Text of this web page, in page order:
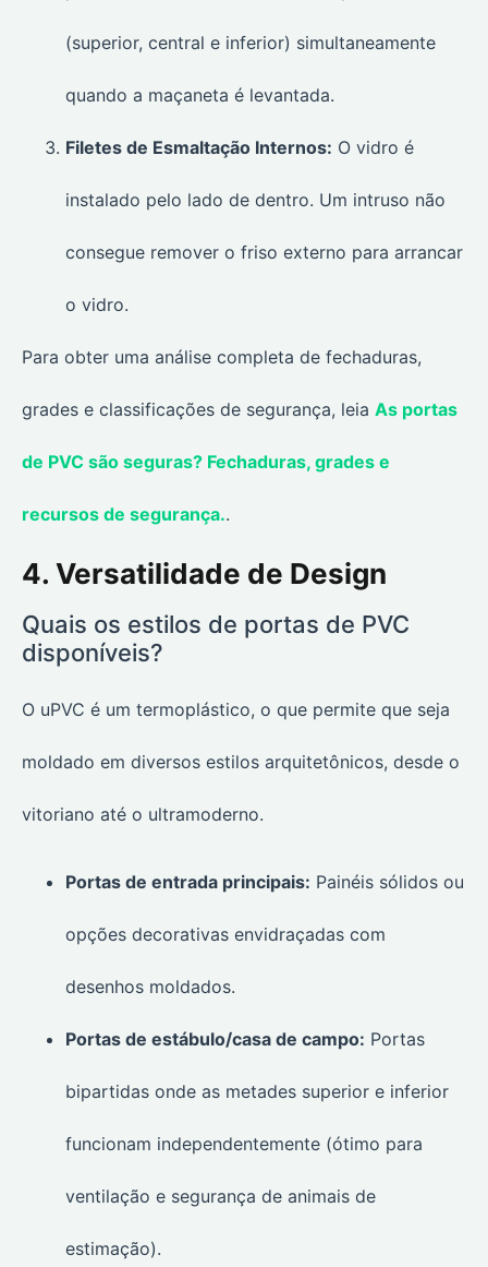
(superior, central e inferior) simultaneamente
quando a maçaneta é levantada.
Filetes de Esmaltação Internos: O vidro é
instalado pelo lado de dentro. Um intruso não
consegue remover o friso externo para arrancar
o vidro.
Para obter uma análise completa de fechaduras,
grades e classificações de segurança, leia As portas
de PVC são seguras? Fechaduras, grades e
recursos de segurança..
4. Versatilidade de Design
Quais os estilos de portas de PVC
disponíveis?
O uPVC é um termoplástico, o que permite que seja
moldado em diversos estilos arquitetônicos, desde o
vitoriano até o ultramoderno.
Portas de entrada principais: Painéis sólidos ou
opções decorativas envidraçadas com
desenhos moldados.
Portas de estábulo/casa de campo: Portas
bipartidas onde as metades superior e inferior
funcionam independentemente (ótimo para
ventilação e segurança de animais de
estimação).